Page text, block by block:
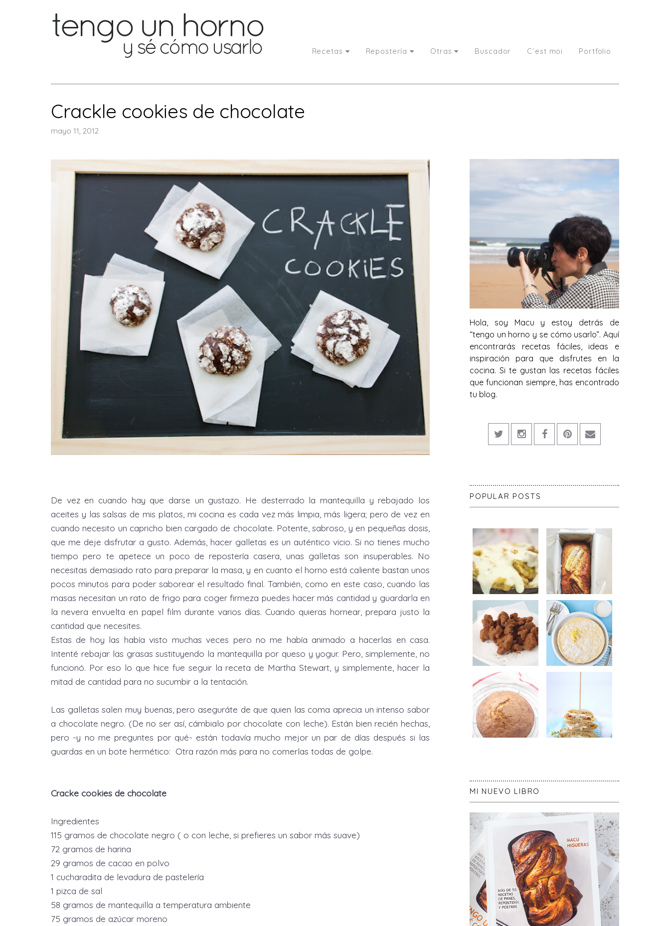
Recetas Repostería Otras Buscador C´est moi Portfolio
Crackle cookies de chocolate
mayo 11, 2012
De vez en cuando hay que darse un gustazo. He desterrado la mantequilla y rebajado los
aceites y las salsas de mis platos, mi cocina es cada vez más limpia, más ligera; pero de vez en
cuando necesito un capricho bien cargado de chocolate. Potente, sabroso, y en pequeñas dosis,
que me deje disfrutar a gusto. Además, hacer galletas es un auténtico vicio. Si no tienes mucho
tiempo pero te apetece un poco de repostería casera, unas galletas son insuperables. No
necesitas demasiado rato para preparar la masa, y en cuanto el horno está caliente bastan unos
pocos minutos para poder saborear el resultado final. También, como en este caso, cuando las
masas necesitan un rato de frigo para coger firmeza puedes hacer más cantidad y guardarla en
la nevera envuelta en papel film durante varios días. Cuando quieras hornear, prepara justo la
cantidad que necesites.
Estas de hoy las había visto muchas veces pero no me había animado a hacerlas en casa.
Intenté rebajar las grasas sustituyendo la mantequilla por queso y yogur. Pero, simplemente, no
funcionó. Por eso lo que hice fue seguir la receta de Martha Stewart, y simplemente, hacer la
mitad de cantidad para no sucumbir a la tentación.
Las galletas salen muy buenas, pero aseguráte de que quien las coma aprecia un intenso sabor
a chocolate negro. (De no ser así, cámbialo por chocolate con leche). Están bien recién hechas,
pero -y no me preguntes por qué- están todavía mucho mejor un par de días después si las
guardas en un bote hermético: Otra razón más para no comerlas todas de golpe.
Cracke cookies de chocolate
Ingredientes
115 gramos de chocolate negro ( o con leche, si prefieres un sabor más suave)
72 gramos de harina
29 gramos de cacao en polvo
1 cucharadita de levadura de pastelería
1 pizca de sal
58 gramos de mantequilla a temperatura ambiente
75 gramos de azúcar moreno
Hola, soy Macu y estoy detrás de
“tengo un horno y se cómo usarlo”. Aquí
encontrarás recetas fáciles, ideas e
inspiración para que disfrutes en la
cocina. Si te gustan las recetas fáciles
que funcionan siempre, has encontrado
tu blog.
POPULAR POSTS
MI NUEVO LIBRO